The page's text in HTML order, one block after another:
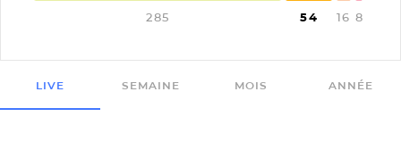
285 54 16 8
LIVE SEMAINE MOIS ANNÉE